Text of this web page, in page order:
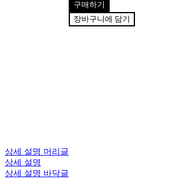
구매하기
장바구니에 담기
상세 설명 머리글
상세 설명
상세 설명 바닥글